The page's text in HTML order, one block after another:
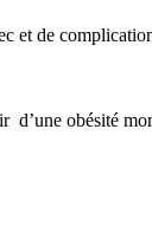
et de
obésité